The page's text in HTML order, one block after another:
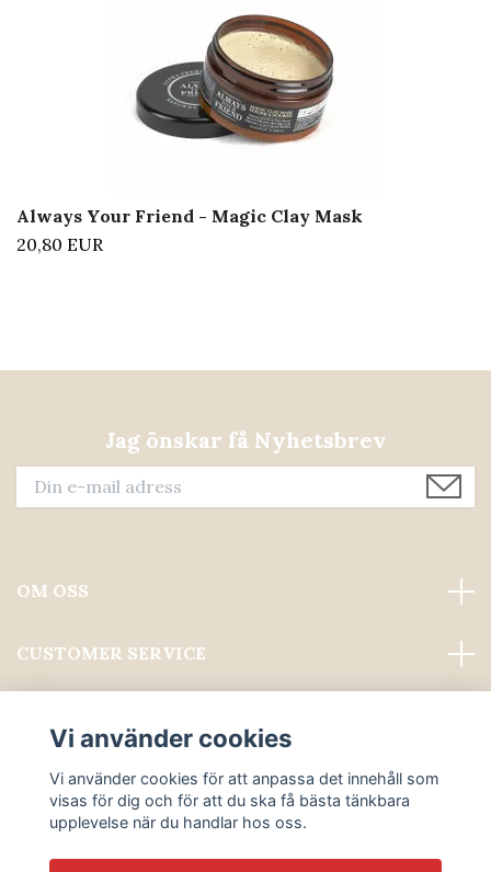
Always Your Friend - Magic Clay Mask
20,80 EUR
Jag önskar få Nyhetsbrev
OM OSS
CUSTOMER SERVICE
Sociala medier
Vi använder cookies
Vi använder cookies för att anpassa det innehåll som
visas för dig och för att du ska få bästa tänkbara
upplevelse när du handlar hos oss.